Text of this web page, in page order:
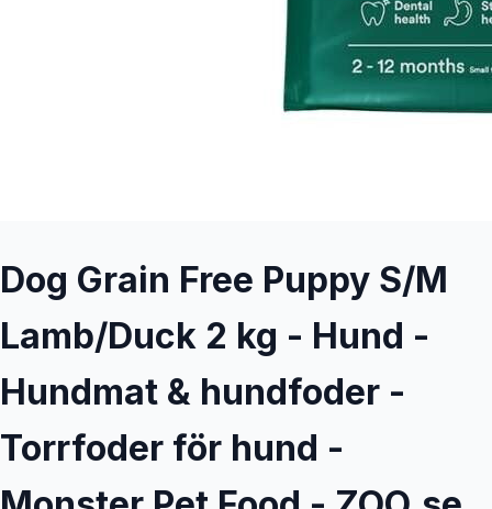
Dog Grain Free Puppy S/M
Lamb/Duck 2 kg - Hund -
Hundmat & hundfoder -
Torrfoder för hund -